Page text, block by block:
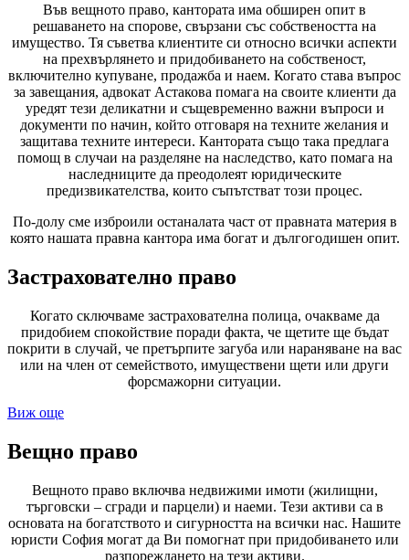
Във вещното право, кантората има обширен опит в
решаването на спорове, свързани със собствеността на
имущество. Тя съветва клиентите си относно всички аспекти
на прехвърлянето и придобиването на собственост,
включително купуване, продажба и наем. Когато става въпрос
за завещания, адвокат Астакова помага на своите клиенти да
уредят тези деликатни и същевременно важни въпроси и
документи по начин, който отговаря на техните желания и
защитава техните интереси. Кантората също така предлага
помощ в случаи на разделяне на наследство, като помага на
наследниците да преодолеят юридическите
предизвикателства, които съпътстват този процес.
По-долу сме изброили останалата част от правната материя в
която нашата правна кантора има богат и дългогодишен опит.
Застрахователно право
Когато сключваме застрахователна полица, очакваме да
придобием спокойствие поради факта, че щетите ще бъдат
покрити в случай, че претърпите загуба или нараняване на вас
или на член от семейството, имуществени щети или други
форсмажорни ситуации.
Виж още
Вещно право
Вещното право включва недвижими имоти (жилищни,
търговски – сгради и парцели) и наеми. Тези активи са в
основата на богатството и сигурността на всички нас. Нашите
юристи София могат да Ви помогнат при придобиването или
разпореждането на тези активи.